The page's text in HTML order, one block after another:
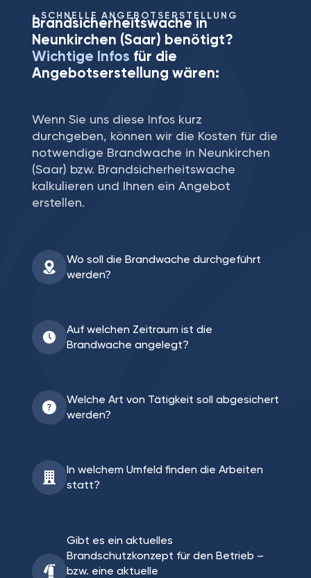
SCHNELLE ANGEBOTSERSTELLUNG
Brandsicherheitswache in
Neunkirchen⁠ (Saar) benötigt?
Wichtige Infos für die
Angebotserstellung wären:
Wenn Sie uns diese Infos kurz
durchgeben, können wir die Kosten für die
notwendige Brandwache in Neunkirchen⁠
(Saar) bzw. Brandsicherheitswache
kalkulieren und Ihnen ein Angebot
erstellen.
Wo soll die Brandwache durchgeführt
werden?
Auf welchen Zeitraum ist die
Brandwache angelegt?
Welche Art von Tätigkeit soll abgesichert
werden?
In welchem Umfeld finden die Arbeiten
statt?
Gibt es ein aktuelles
Brandschutzkonzept für den Betrieb –
bzw. eine aktuelle